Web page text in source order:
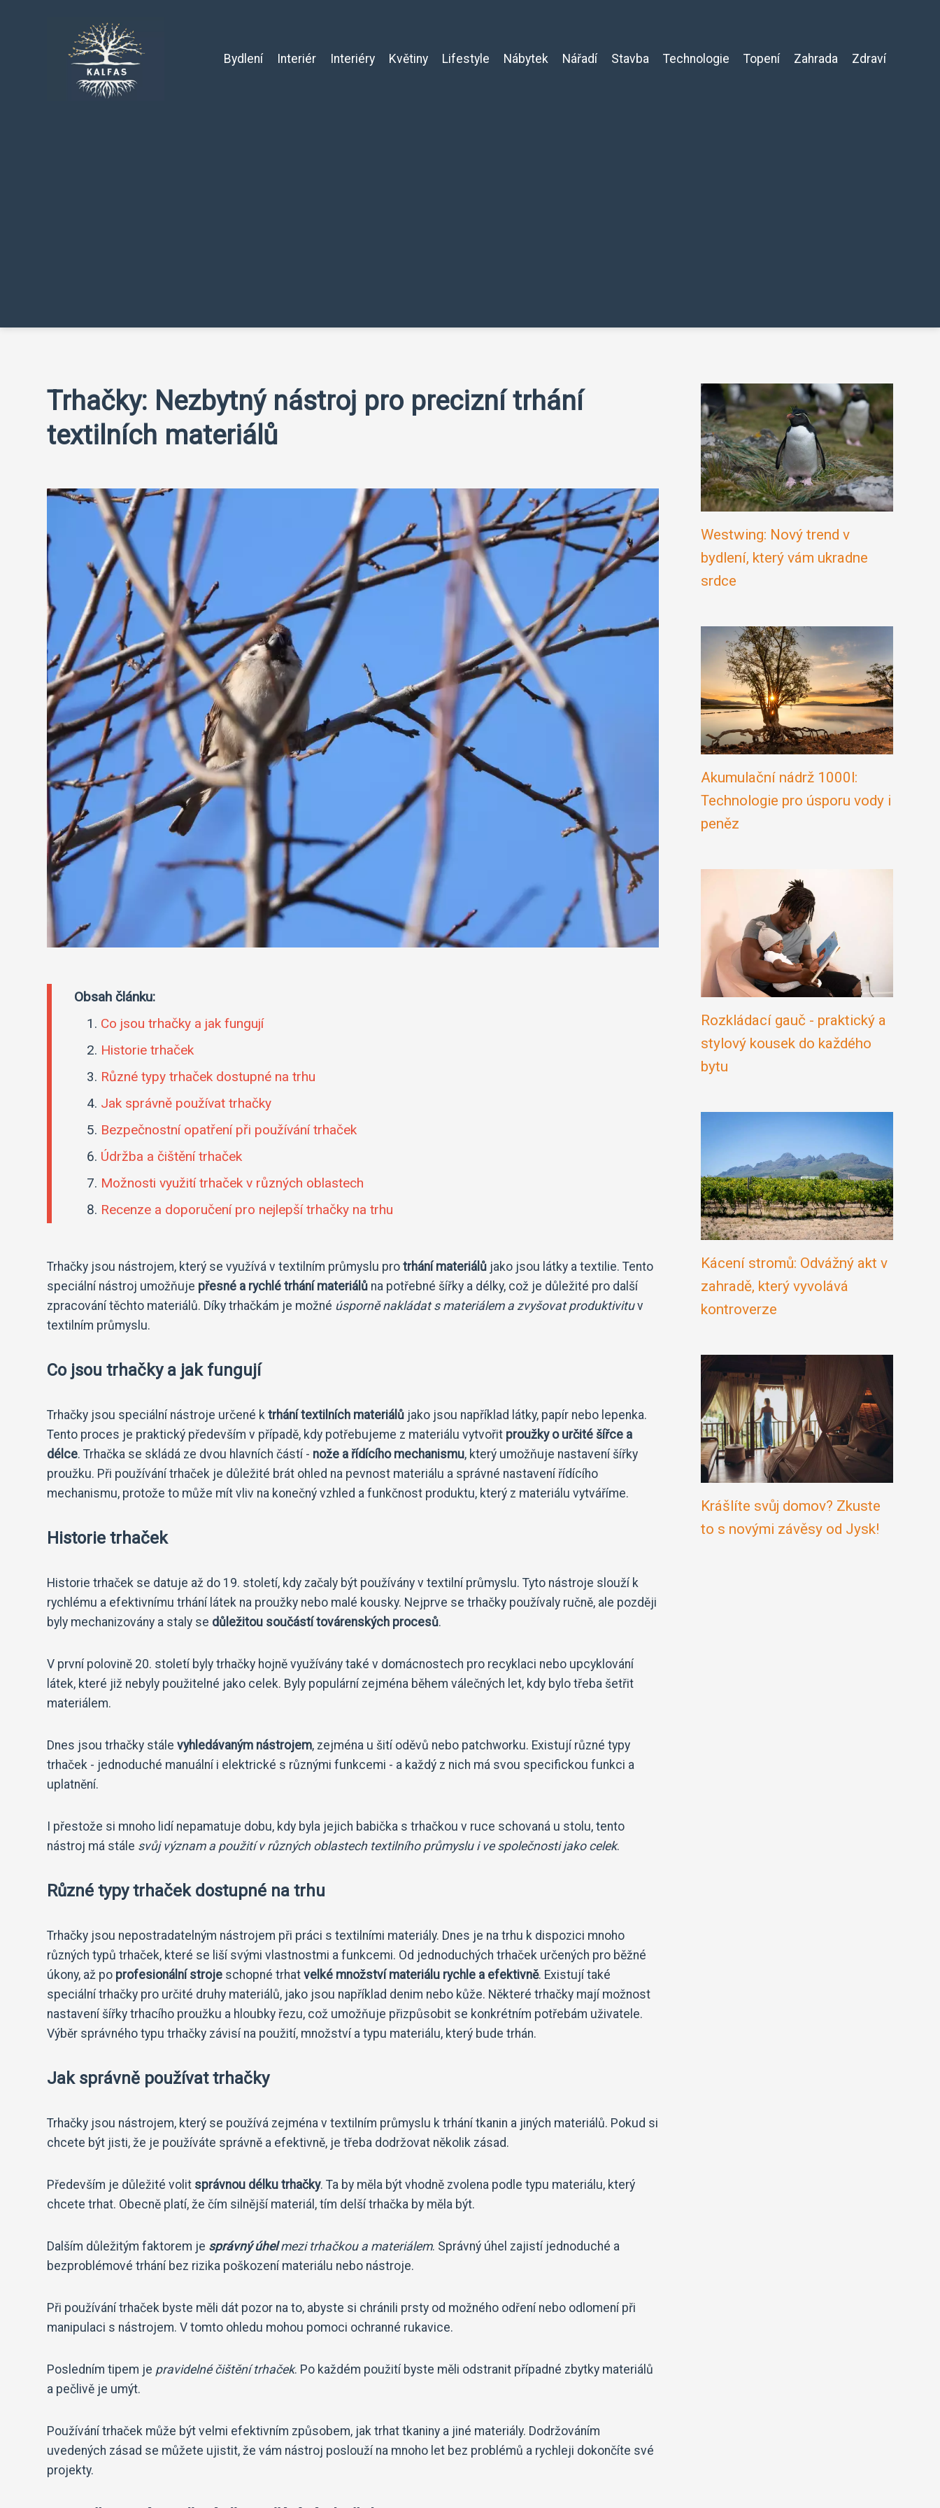
Bydlení Interiér Interiéry Květiny Lifestyle Nábytek Nářadí Stavba Technologie Topení Zahrada Zdraví
Trhačky: Nezbytný nástroj pro precizní trhání
textilních materiálů
Obsah článku:
Co jsou trhačky a jak fungují
Historie trhaček
Různé typy trhaček dostupné na trhu
Jak správně používat trhačky
Bezpečnostní opatření při používání trhaček
Údržba a čištění trhaček
Možnosti využití trhaček v různých oblastech
Recenze a doporučení pro nejlepší trhačky na trhu
Trhačky jsou nástrojem, který se využívá v textilním průmyslu pro trhání materiálů jako jsou látky a textilie. Tento
speciální nástroj umožňuje přesné a rychlé trhání materiálů na potřebné šířky a délky, což je důležité pro další
zpracování těchto materiálů. Díky trhačkám je možné úsporně nakládat s materiálem a zvyšovat produktivituv
textilním průmyslu.
Co jsou trhačky a jak fungují
Trhačky jsou speciální nástroje určené k trhání textilních materiálů jako jsou například látky, papír nebo lepenka.
Tento proces je praktický především v případě, kdy potřebujeme z materiálu vytvořit proužky o určité šířce a
délce. Trhačka se skládá ze dvou hlavních částí - nože a řídícího mechanismu, který umožňuje nastavení šířky
proužku. Při používání trhaček je důležité brát ohled na pevnost materiálu a správné nastavení řídícího
mechanismu, protože to může mít vliv na konečný vzhled a funkčnost produktu, který z materiálu vytváříme.
Historie trhaček
Historie trhaček se datuje až do 19. století, kdy začaly být používány v textilní průmyslu. Tyto nástroje slouží k
rychlému a efektivnímu trhání látek na proužky nebo malé kousky. Nejprve se trhačky používaly ručně, ale později
byly mechanizovány a staly se důležitou součástí továrenských procesů.
V první polovině 20. století byly trhačky hojně využívány také v domácnostech pro recyklaci nebo upcyklování
látek, které již nebyly použitelné jako celek. Byly populární zejména během válečných let, kdy bylo třeba šetřit
materiálem.
Dnes jsou trhačky stále vyhledávaným nástrojem, zejména u šití oděvů nebo patchworku. Existují různé typy
trhaček - jednoduché manuální i elektrické s různými funkcemi - a každý z nich má svou specifickou funkci a
uplatnění.
I přestože si mnoho lidí nepamatuje dobu, kdy byla jejich babička s trhačkou v ruce schovaná u stolu, tento
nástroj má stále svůj význam a použití v různých oblastech textilního průmyslu i ve společnosti jako celek.
Různé typy trhaček dostupné na trhu
Trhačky jsou nepostradatelným nástrojem při práci s textilními materiály. Dnes je na trhu k dispozici mnoho
různých typů trhaček, které se liší svými vlastnostmi a funkcemi. Od jednoduchých trhaček určených pro běžné
úkony, až po profesionální stroje schopné trhat velké množství materiálu rychle a efektivně. Existují také
speciální trhačky pro určité druhy materiálů, jako jsou například denim nebo kůže. Některé trhačky mají možnost
nastavení šířky trhacího proužku a hloubky řezu, což umožňuje přizpůsobit se konkrétním potřebám uživatele.
Výběr správného typu trhačky závisí na použití, množství a typu materiálu, který bude trhán.
Jak správně používat trhačky
Trhačky jsou nástrojem, který se používá zejména v textilním průmyslu k trhání tkanin a jiných materiálů. Pokud si
chcete být jisti, že je používáte správně a efektivně, je třeba dodržovat několik zásad.
Především je důležité volit správnou délku trhačky. Ta by měla být vhodně zvolena podle typu materiálu, který
chcete trhat. Obecně platí, že čím silnější materiál, tím delší trhačka by měla být.
Dalším důležitým faktorem je správný úhelmezi trhačkou a materiálem. Správný úhel zajistí jednoduché a
bezproblémové trhání bez rizika poškození materiálu nebo nástroje.
Při používání trhaček byste měli dát pozor na to, abyste si chránili prsty od možného odření nebo odlomení při
manipulaci s nástrojem. V tomto ohledu mohou pomoci ochranné rukavice.
Posledním tipem je pravidelné čištění trhaček. Po každém použití byste měli odstranit případné zbytky materiálů
a pečlivě je umýt.
Používání trhaček může být velmi efektivním způsobem, jak trhat tkaniny a jiné materiály. Dodržováním
uvedených zásad se můžete ujistit, že vám nástroj poslouží na mnoho let bez problémů a rychleji dokončíte své
projekty.
Westwing: Nový trend v
bydlení, který vám ukradne
srdce
Akumulační nádrž 1000l:
Technologie pro úsporu vody i
peněz
Rozkládací gauč - praktický a
stylový kousek do každého
bytu
Kácení stromů: Odvážný akt v
zahradě, který vyvolává
kontroverze
Krášlíte svůj domov? Zkuste
to s novými závěsy od Jysk!